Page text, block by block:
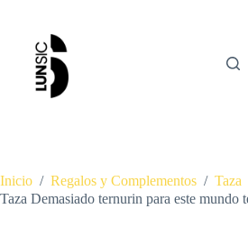
Inicio / Regalos y Complementos / Taza
Taza Demasiado ternurin para este mundo